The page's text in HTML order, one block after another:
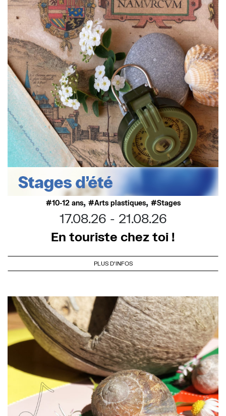
10-12 ans, Arts plastiques, Stages
17.08.26
21.08.26
En touriste chez toi !
PLUS D'INFOS